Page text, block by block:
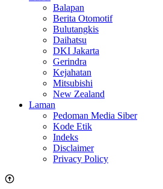
Balapan
Berita Otomotif
Bulutangkis
Daihatsu
DKI Jakarta
Gerindra
Kejahatan
Mitsubishi
New Zealand
Laman
Pedoman Media Siber
Kode Etik
Indeks
Disclaimer
Privacy Policy